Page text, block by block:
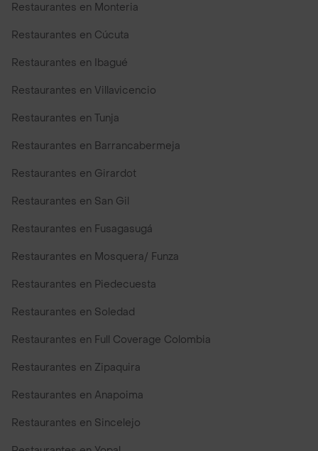
Restaurantes en Monteria
Restaurantes en Cúcuta
Restaurantes en Ibagué
Restaurantes en Villavicencio
Restaurantes en Tunja
Restaurantes en Barrancabermeja
Restaurantes en Girardot
Restaurantes en San Gil
Restaurantes en Fusagasugá
Restaurantes en Mosquera/ Funza
Restaurantes en Piedecuesta
Restaurantes en Soledad
Restaurantes en Full Coverage Colombia
Restaurantes en Zipaquira
Restaurantes en Anapoima
Restaurantes en Sincelejo